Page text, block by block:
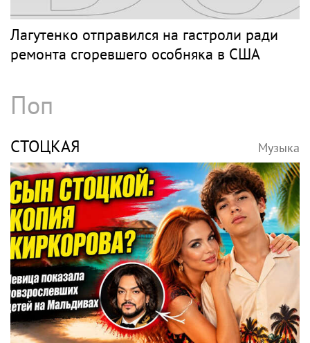
Лагутенко отправился на гастроли ради
ремонта сгоревшего особняка в США
Поп
СТОЦКАЯ Музыка